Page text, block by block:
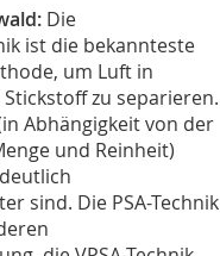
Die
ist die bekannteste
um Luft in
zu separieren.
Abhängigkeit von der
und Reinheit)
sind. Die PSA-Technik